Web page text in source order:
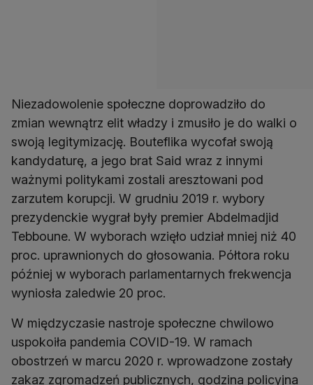
Niezadowolenie społeczne doprowadziło do
zmian wewnątrz elit władzy i zmusiło je do walki o
swoją legitymizację. Bouteflika wycofał swoją
kandydaturę, a jego brat Said wraz z innymi
ważnymi politykami zostali aresztowani pod
zarzutem korupcji. W grudniu 2019 r. wybory
prezydenckie wygrał były premier Abdelmadjid
Tebboune. W wyborach wzięło udział mniej niż 40
proc. uprawnionych do głosowania. Półtora roku
później w wyborach parlamentarnych frekwencja
wyniosła zaledwie 20 proc.
W międzyczasie nastroje społeczne chwilowo
uspokoiła pandemia COVID-19. W ramach
obostrzeń w marcu 2020 r. wprowadzone zostały
zakaz zgromadzeń publicznych, godzina policyjna